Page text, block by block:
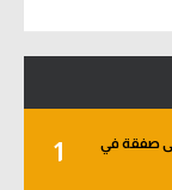
1
صفقة في